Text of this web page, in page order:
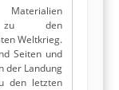
zu den
Weltkrieg.
Seiten und
der Landung
den letzten